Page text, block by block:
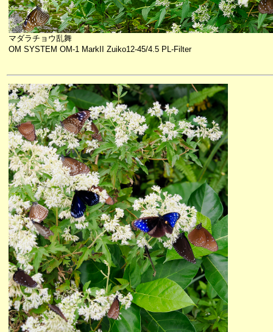
マダラチョウ乱舞
OM SYSTEM OM-1 MarkII Zuiko12-45/4.5 PL-Filter